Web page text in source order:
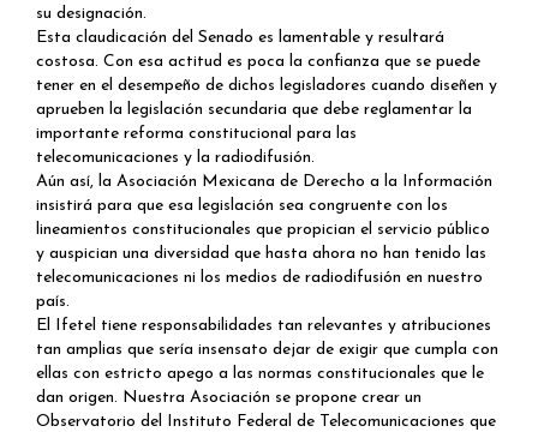
su designación.
Esta claudicación del Senado es lamentable y resultará
costosa. Con esa actitud es poca la confianza que se puede
tener en el desempeño de dichos legisladores cuando diseñen y
aprueben la legislación secundaria que debe reglamentar la
importante reforma constitucional para las
telecomunicaciones y la radiodifusión.
Aún así, la Asociación Mexicana de Derecho a la Información
insistirá para que esa legislación sea congruente con los
lineamientos constitucionales que propician el servicio público
y auspician una diversidad que hasta ahora no han tenido las
telecomunicaciones ni los medios de radiodifusión en nuestro
país.
El Ifetel tiene responsabilidades tan relevantes y atribuciones
tan amplias que sería insensato dejar de exigir que cumpla con
ellas con estricto apego a las normas constitucionales que le
dan origen. Nuestra Asociación se propone crear un
Observatorio del Instituto Federal de Telecomunicaciones que